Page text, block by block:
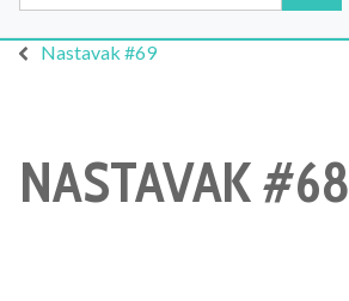
Nastavak #69
NASTAVAK #68